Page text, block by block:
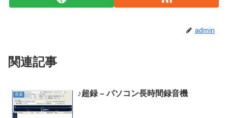
admin
関連記事
音楽 ♪超録 – パソコン長時間録音機